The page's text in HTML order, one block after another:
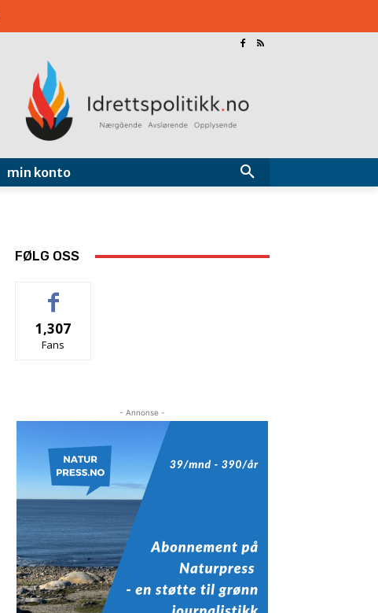
min konto
FØLG OSS
1,307
Fans
- Annonse -